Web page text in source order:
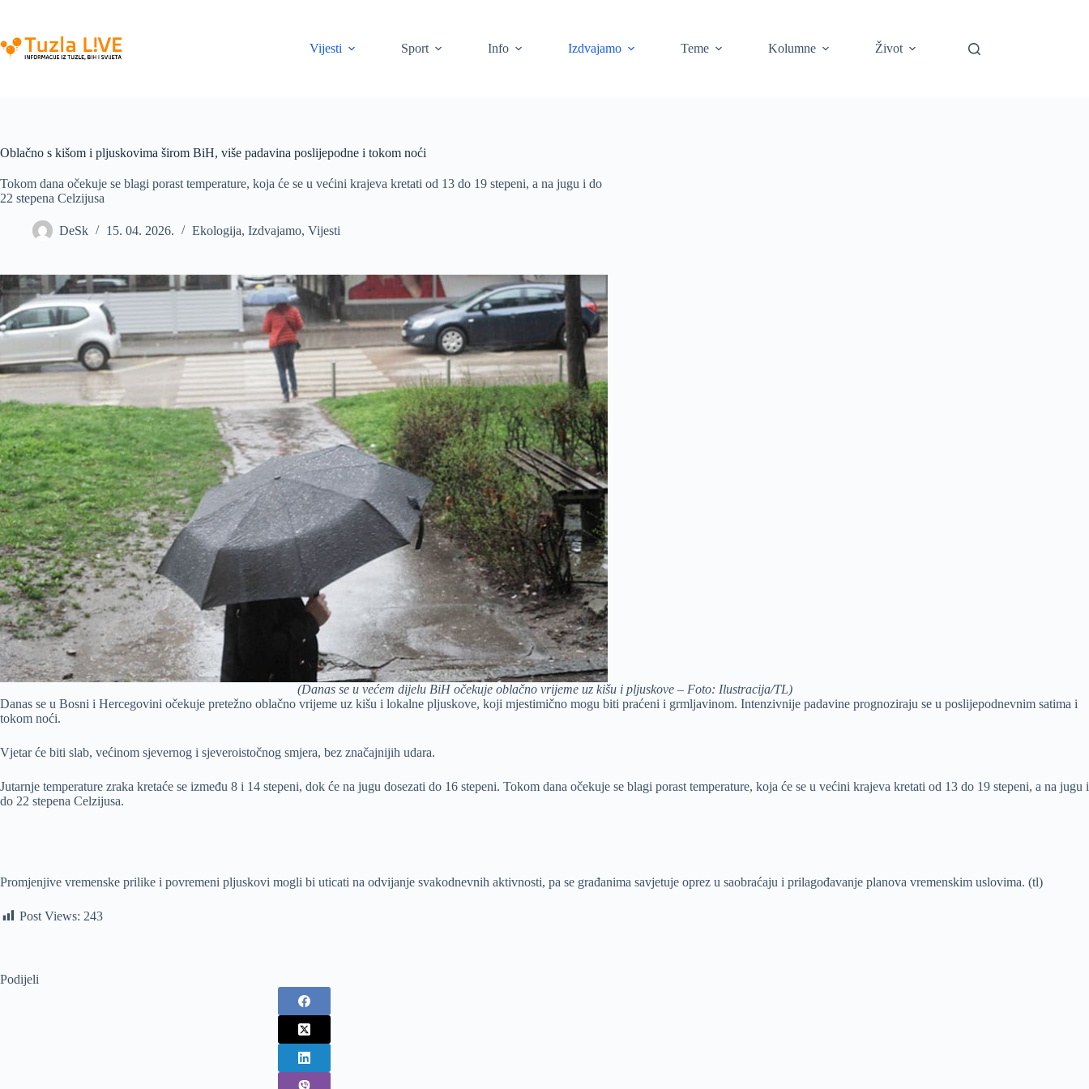
content
Vijesti
Sport Info Izdvajamo Teme Kolumne Život
Oblačno s kišom i pljuskovima širom BiH, više padavina poslijepodne i tokom noći
Tokom dana očekuje se blagi porast temperature, koja će se u većini krajeva kretati od 13 do 19 stepeni, a na jugu i do
22 stepena Celzijusa
DeSk 15. 04. 2026. Ekologija, Izdvajamo, Vijesti
(Danas se u većem dijelu BiH očekuje oblačno vrijeme uz kišu i pljuskove – Foto: Ilustracija/TL)
Danas se u Bosni i Hercegovini očekuje pretežno oblačno vrijeme uz kišu i lokalne pljuskove, koji mjestimično mogu biti praćeni i grmljavinom. Intenzivnije padavine prognoziraju se u poslijepodnevnim satima i
tokom noći.
Vjetar će biti slab, većinom sjevernog i sjeveroistočnog smjera, bez značajnijih udara.
Jutarnje temperature zraka kretaće se između 8 i 14 stepeni, dok će na jugu dosezati do 16 stepeni. Tokom dana očekuje se blagi porast temperature, koja će se u većini krajeva kretati od 13 do 19 stepeni, a na jugu i
do 22 stepena Celzijusa.
Promjenjive vremenske prilike i povremeni pljuskovi mogli bi uticati na odvijanje svakodnevnih aktivnosti, pa se građanima savjetuje oprez u saobraćaju i prilagođavanje planova vremenskim uslovima. (tl)
Post Views: 243
Podijeli